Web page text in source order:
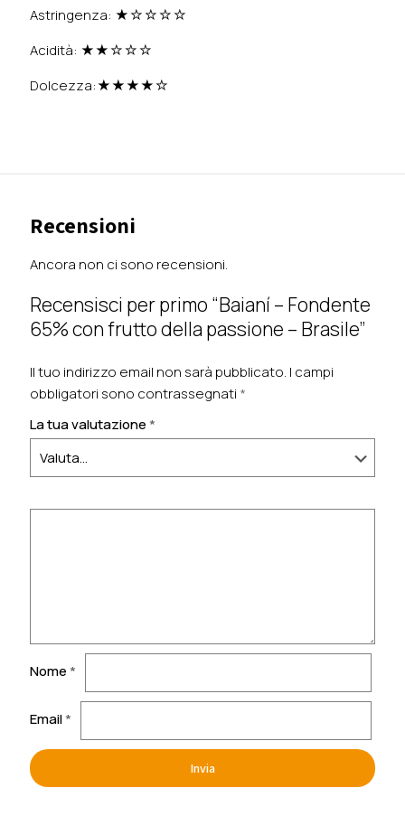
Astringenza: ★☆☆☆☆
Acidità: ★★☆☆☆
Dolcezza:★★★★☆
Recensioni
Ancora non ci sono recensioni.
Recensisci per primo “Baianí – Fondente
65% con frutto della passione – Brasile”
Il tuo indirizzo email non sarà pubblicato. I campi
obbligatori sono contrassegnati *
La tua valutazione *
Nome *
Email*